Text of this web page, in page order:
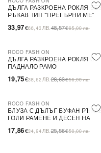
-30%
ДЪЛГА РАЗКРОЕНА РОКЛЯ БЕЗ
РЪКАВ ТИП ''ПРЕГЪРНИ МЕ''
33,97€66,43 ЛВ.48,57€95,00лв.
-31%
ROCO FASHION
ДЪЛГА РАЗКРОЕНА РОКЛЯ С
ПАДНАЛО РАМО
19,75€38,62 ЛВ.28,63€56,00лв.
-30%
ROCO FASHION
БЛУЗА С ДЪЛЪГ БУФАН РЪКАВ,
ГОЛИ РАМЕНЕ И ДЕСЕН НА
17,86€34,94 ЛВ.25,56€50,00лв.